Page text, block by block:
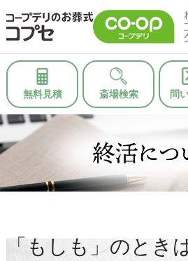
無料見積 斎場検索 問
「もしも」のとき